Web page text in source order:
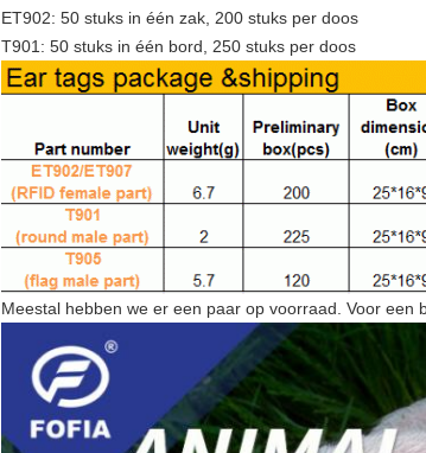
ET902: 50 stuks in één zak, 200 stuks per doos
T901: 50 stuks in één bord, 250 stuks per doos
Meestal hebben we er een paar op voorraad. Voor een